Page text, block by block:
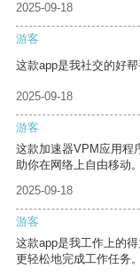
2025-09-18
游客
这款app是我社交的好
2025-09-18
游客
这款加速器VPM应用程
助你在网络上自由移动。
2025-09-18
游客
这款app是我工作上的
更轻松地完成工作任务。